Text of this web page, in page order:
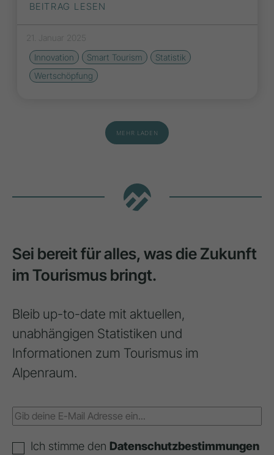
BEITRAG LESEN
21. Januar 2025
Innovation
Smart Tourism
Statistik
Wertschöpfung
MEHR LADEN
Sei bereit für alles, was die Zukunft
im Tourismus bringt.
Bleib up-to-date mit aktuellen,
unabhängigen Statistiken und
Informationen zum Tourismus im
Alpenraum.
Ich stimme den Datenschutzbestimmungen